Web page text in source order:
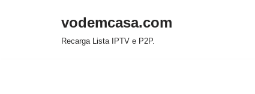
vodemcasa.com
Recarga Lista IPTV e P2P.